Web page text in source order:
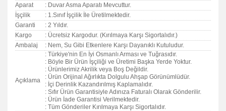
Aparat
: Duvar Asma Aparatı Mevcuttur.
İşçilik
: 1.Sınıf İşçilik İle Üretilmektedir.
Garanti
: 2 Yıldır.
Kargo
: Ücretsiz Kargodur. (Kırılmaya Karşı Sigortalıdır.)
Ambalaj
: Nem, Su Gibi Etkenlere Karşı Dayanıklı Kutuludur.
Açıklama
: Türkiye'nin En İyi Osmanlı Arması ve Tuğrasıdır.
: Böyle Bir Ürün İşçiliği ve Üretimi Başka Yerde Yoktur.
: Ürünlerimiz Akrilik veya Boş Değildir.
: Ürün Orijinal Ağırlıkta Dolgulu Ahşap Görünümlüdür.
: İçi Derinlik Kazandırılmış Kaplamalıdır.
: Sıfır Ürün Garantisiyle Adınıza Faturalı Olarak Gönderilir.
: Ürün İade Garantisi Verilmektedir.
: Tüm Gönderiler Kırılmaya Karşı Sigortalıdır.